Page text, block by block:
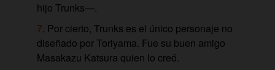
hijo Trunks—.
Por cierto, Trunks es el único personaje no
diseñado por Toriyama. Fue su buen amigo
Masakazu Katsura quien lo creó.